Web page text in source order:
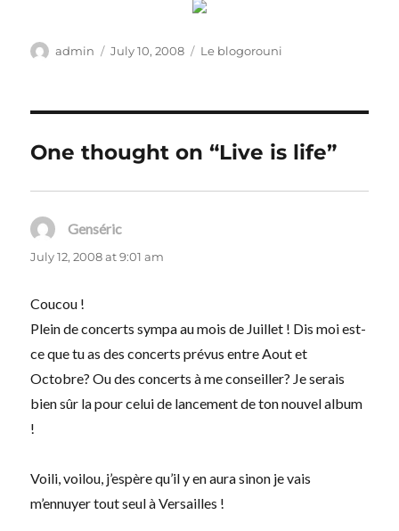
Author
admin
Posted
July 10, 2008 Categories
Le blogorouni
One thought on “Live is life”
Genséric
July 12, 2008 at 9:01 am
Coucou !
Plein de concerts sympa au mois de Juillet ! Dis moi est-
ce que tu as des concerts prévus entre Aout et
Octobre? Ou des concerts à me conseiller? Je serais
bien sûr la pour celui de lancement de ton nouvel album
!
Voili, voilou, j’espère qu’il y en aura sinon je vais
m’ennuyer tout seul à Versailles !